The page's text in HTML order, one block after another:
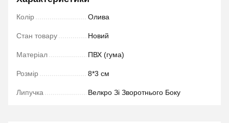
Колір Олива
Стан товару Новий
Матеріал ПВХ (гума)
Розмір 8*3 см
Липучка Велкро Зі Зворотнього Боку